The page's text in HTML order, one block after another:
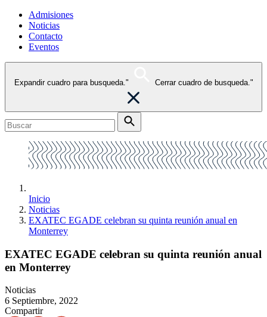
Admisiones
Noticias
Contacto
Eventos
Expandir cuadro para busqueda." Cerrar cuadro de busqueda."
Inicio
Noticias
EXATEC EGADE celebran su quinta reunión anual en
Monterrey
EXATEC EGADE celebran su quinta reunión anual
en Monterrey
Noticias
6 Septiembre, 2022
Compartir